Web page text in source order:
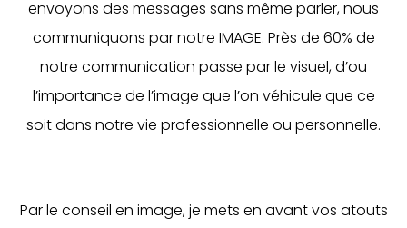
envoyons des messages sans même parler, nous
communiquons par notre IMAGE. Près de 60% de
notre communication passe par le visuel, d’ou
l’importance de l’image que l’on véhicule que ce
soit dans notre vie professionnelle ou personnelle.
Par le conseil en image, je mets en avant vos atouts